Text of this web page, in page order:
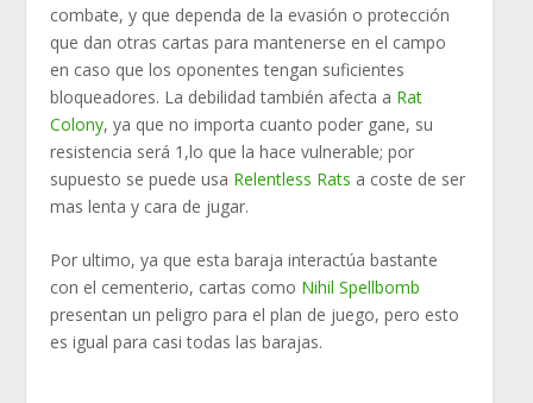
combate, y que dependa de la evasión o protección
que dan otras cartas para mantenerse en el campo
en caso que los oponentes tengan suficientes
bloqueadores. La debilidad también afecta a Rat
Colony, ya que no importa cuanto poder gane, su
resistencia será 1,lo que la hace vulnerable; por
supuesto se puede usa Relentless Rats a coste de ser
mas lenta y cara de jugar.
Por ultimo, ya que esta baraja interactúa bastante
con el cementerio, cartas como Nihil Spellbomb
presentan un peligro para el plan de juego, pero esto
es igual para casi todas las barajas.